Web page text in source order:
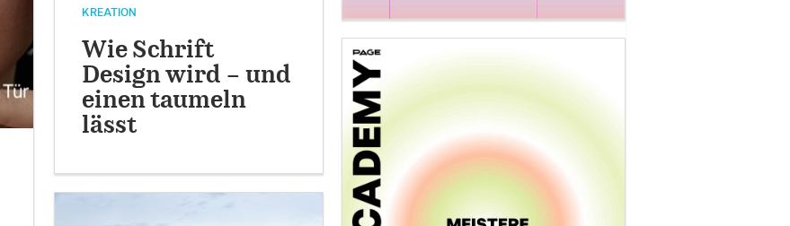
KREATION
Wie Schrift
Design wird – und
einen taumeln
lässt